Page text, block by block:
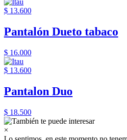
$ 13.600
Pantalón Dueto tabaco
$ 16.000
$ 13.600
Pantalon Duo
$ 18.500
×